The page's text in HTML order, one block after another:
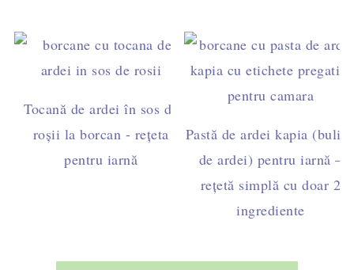
Tocană de ardei în sos de
roșii la borcan - rețeta
pentru iarnă
Pastă de ardei kapia
de ardei) pentru iarnă –
rețetă simplă cu doar 2
ingrediente